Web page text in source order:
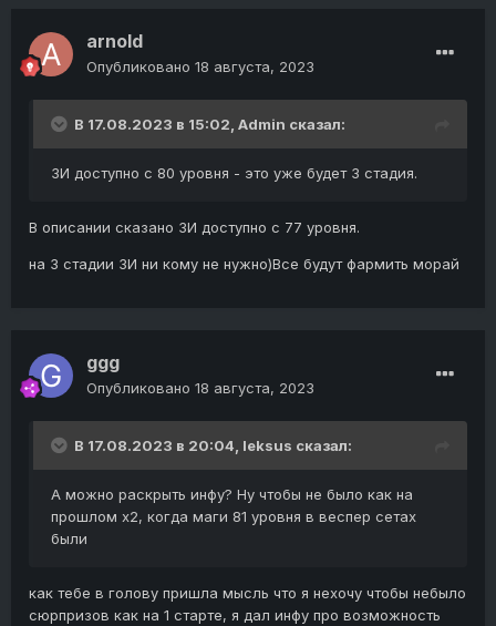
arnold
Опубликовано 18 августа, 2023
В 17.08.2023 в 15:02, Admin сказал:
ЗИ доступно с 80 уровня - это уже будет 3 стадия.
В описании сказано ЗИ доступно с 77 уровня.
на 3 стадии ЗИ ни кому не нужно)Все будут фармить морай
ggg
Опубликовано 18 августа, 2023
В 17.08.2023 в 20:04, leksus сказал:
А можно раскрыть инфу? Ну чтобы не было как на
прошлом х2, когда маги 81 уровня в веспер сетах
были
как тебе в голову пришла мысль что я нехочу чтобы небыло
сюрпризов как на 1 старте, я дал инфу про возможность